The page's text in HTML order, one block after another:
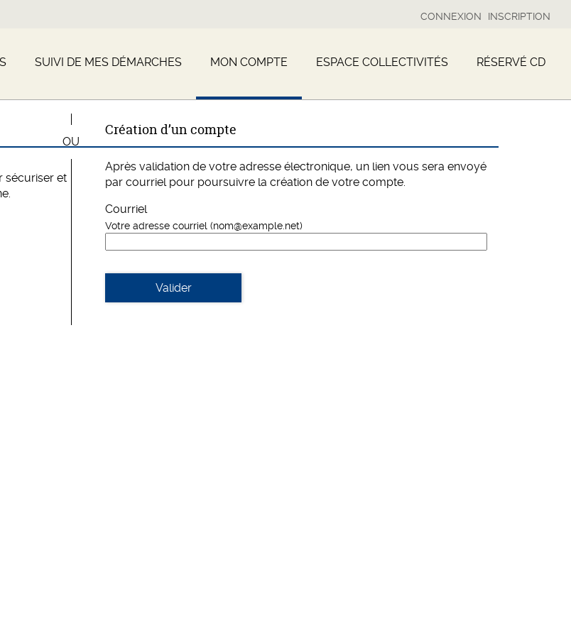
CONNEXION INSCRIPTION
SUIVI DE MES DÉMARCHES MON COMPTE ESPACE COLLECTIVITÉS RÉSERVÉ CD
sécuriser et
Création d’un compte
Après validation de votre adresse électronique, un lien vous sera envoyé
par courriel pour poursuivre la création de votre compte.
Courriel
Votre adresse courriel (nom@example.net)
Valider